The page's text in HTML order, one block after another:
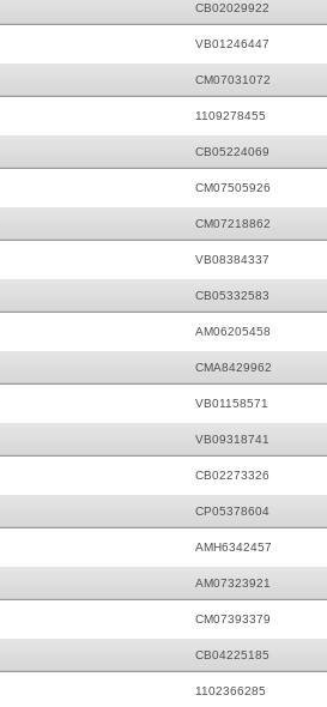
CB02029922
VB01246447
CM07031072
1109278455
CB05224069
CM07505926
CM07218862
VB08384337
CB05332583
AM06205458
CMA8429962
VB01158571
VB09318741
CB02273326
CP05378604
AMH6342457
AM07323921
CM07393379
CB04225185
1102366285